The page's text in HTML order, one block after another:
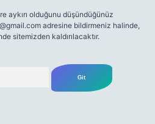
aykırı olduğunu düşündüğünüz
adresine bildirmeniz halinde,
sitemizden kaldırılacaktır.